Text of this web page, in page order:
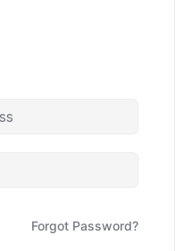
Forgot Password?